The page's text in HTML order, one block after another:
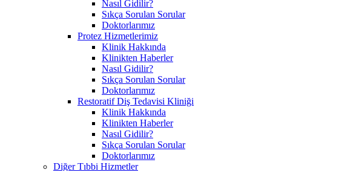
Nasıl Gidilir?
Sıkça Sorulan Sorular
Doktorlarımız
Protez Hizmetlerimiz
Klinik Hakkında
Klinikten Haberler
Nasıl Gidilir?
Sıkça Sorulan Sorular
Doktorlarımız
Restoratif Diş Tedavisi Kliniği
Klinik Hakkında
Klinikten Haberler
Nasıl Gidilir?
Sıkça Sorulan Sorular
Doktorlarımız
Diğer Tıbbi Hizmetler